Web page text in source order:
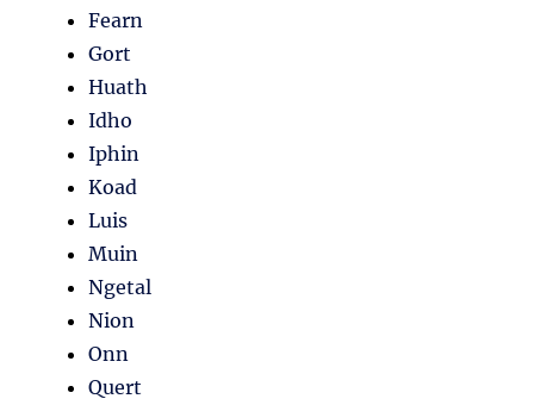
Fearn
Gort
Huath
Idho
Iphin
Koad
Luis
Muin
Ngetal
Nion
Onn
Quert